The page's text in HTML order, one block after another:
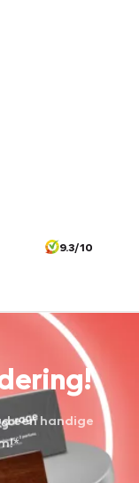
9.3/10
een handige